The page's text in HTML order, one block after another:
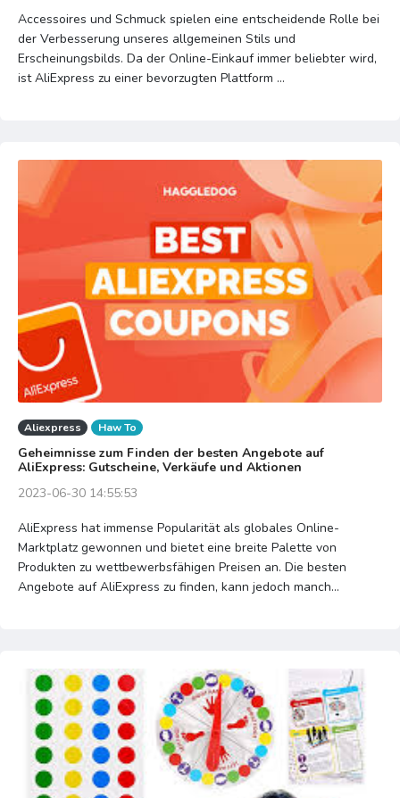
Accessoires und Schmuck spielen eine entscheidende Rolle bei
der Verbesserung unseres allgemeinen Stils und
Erscheinungsbilds. Da der Online-Einkauf immer beliebter wird,
ist AliExpress zu einer bevorzugten Plattform ...
Aliexpress Haw To
Geheimnisse zum Finden der besten Angebote auf
AliExpress: Gutscheine, Verkäufe und Aktionen
2023-06-30 14:55:53
AliExpress hat immense Popularität als globales Online-
Marktplatz gewonnen und bietet eine breite Palette von
Produkten zu wettbewerbsfähigen Preisen an. Die besten
Angebote auf AliExpress zu finden, kann jedoch manch...